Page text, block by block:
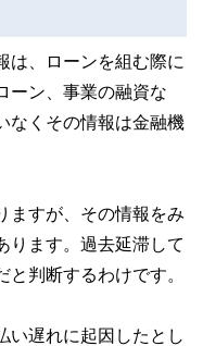
は、ローンを組む際に
ーン、事業の融資な
なくその情報は金融機
ますが、その情報をみ
ります。過去延滞して
判断するわけです。
い遅れに起因したとし